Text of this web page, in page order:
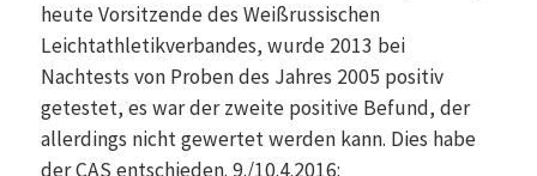
heute Vorsitzende des Weißrussischen
Leichtathletikverbandes, wurde 2013 bei
Nachtests von Proben des Jahres 2005 positiv
getestet, es war der zweite positive Befund, der
allerdings nicht gewertet werden kann. Dies habe
der CAS entschieden. 9./10.4.2016: